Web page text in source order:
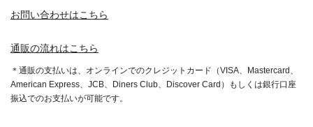
お問い合わせはこちら
通販の流れはこちら
＊通販の支払いは、オンラインでのクレジットカード（VISA、Mastercard、
American Express、JCB、Diners Club、Discover Card）もしくは銀行口座
振込でのお支払いが可能です。